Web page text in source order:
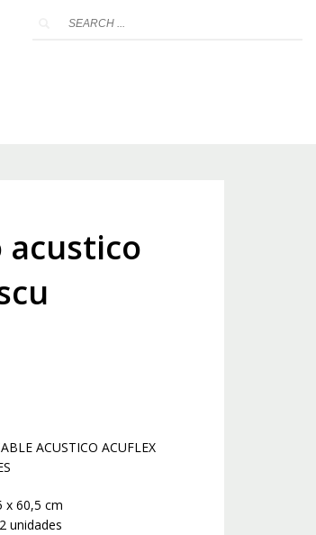
acustico
ACUSTICO ACUFLEX
x 60,5 cm
unidades